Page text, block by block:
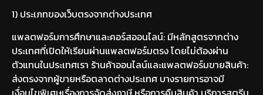
1) ประเภทของเว็บตรงจากต่างประเทศ
แพลตฟอร์มการศึกษาและคอร์สออนไลน์: มีหลักสูตรจากต่าง
ประเทศที่เปิดให้เรียนผ่านแพลตฟอร์มตรง โดยไม่ต้องผ่าน
ตัวแทนในประเทศเรา ร้านค้าออนไลน์และแพลตฟอร์มขายสินค้า:
ส่งตรงจากผู้ขายหรือตลาดต่างประเทศ บางรายการอาจมี